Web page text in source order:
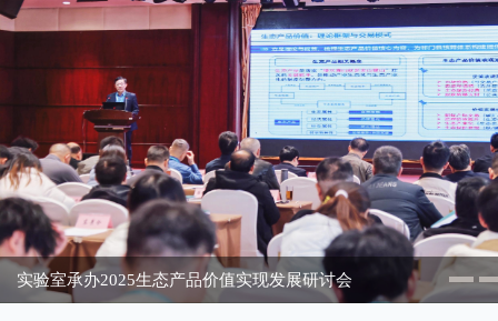
实验室承办2025生态产品价值实现发展研讨会